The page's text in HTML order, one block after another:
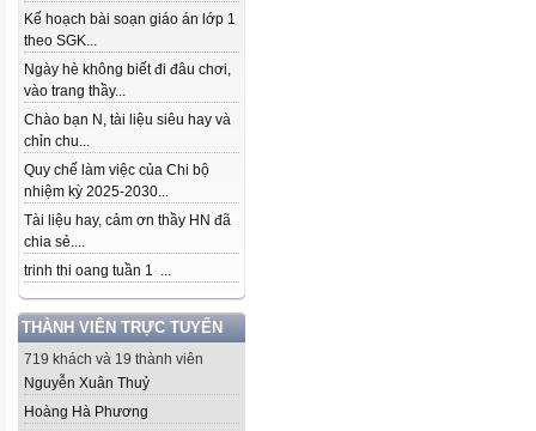
Kế hoạch bài soạn giáo án lớp 1
theo SGK...
Ngày hè không biết đi đâu chơi,
vào trang thầy...
Chào bạn N, tài liệu siêu hay và
chỉn chu...
Quy chế làm việc của Chi bộ
nhiệm kỳ 2025-2030...
Tài liệu hay, cảm ơn thầy HN đã
chia sẻ....
trinh thi oang tuần 1 ...
THÀNH VIÊN TRỰC TUYẾN
719 khách và 19 thành viên
Nguyễn Xuân Thuỷ
Hoàng Hà Phương